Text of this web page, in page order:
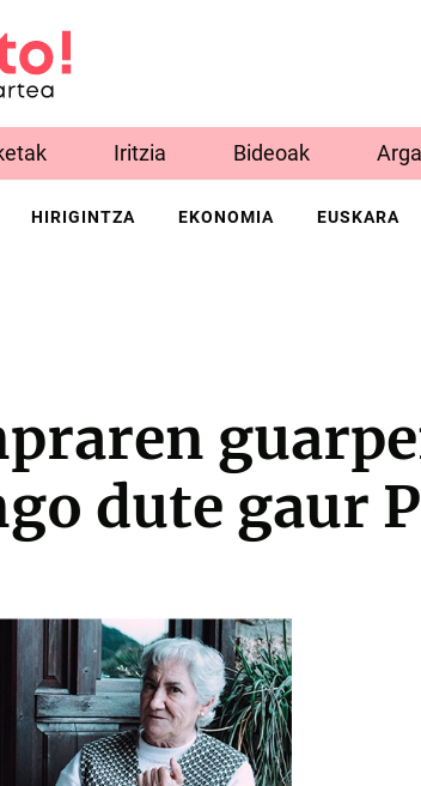
Iritzia Bideoak
HIRIGINTZA EKONOMIA EUSKARA
dute gaur